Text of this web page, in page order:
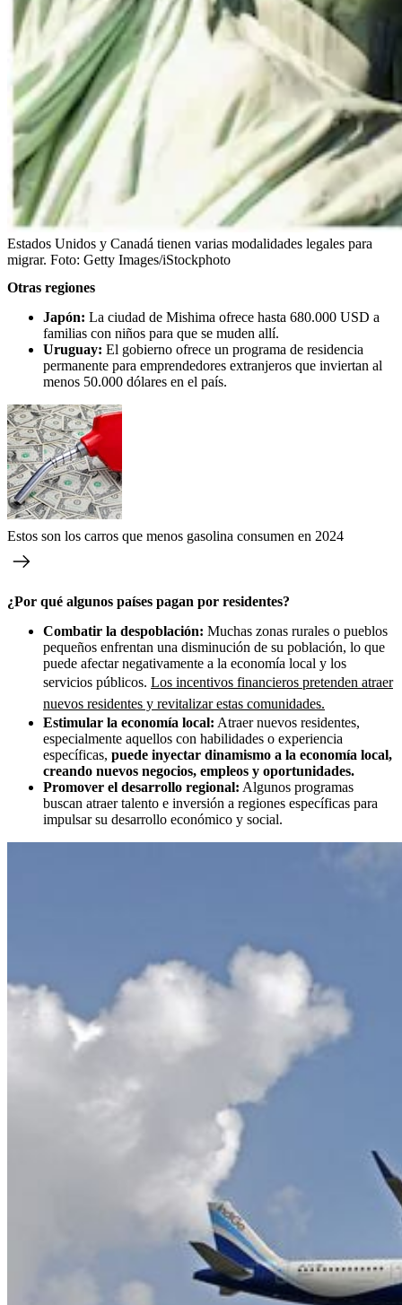
Estados Unidos y Canadá tienen varias modalidades legales para
migrar. Foto: Getty Images/iStockphoto
Otras regiones
Japón: La ciudad de Mishima ofrece hasta 680.000 USD a
familias con niños para que se muden allí.
Uruguay: El gobierno ofrece un programa de residencia
permanente para emprendedores extranjeros que inviertan al
menos 50.000 dólares en el país.
Estos son los carros que menos gasolina consumen en 2024
¿Por qué algunos países pagan por residentes?
Combatir la despoblación: Muchas zonas rurales o pueblos
pequeños enfrentan una disminución de su población, lo que
puede afectar negativamente a la economía local y los
servicios públicos. Los incentivos financieros pretenden atraer
nuevos residentes y revitalizar estas comunidades.
Estimular la economía local: Atraer nuevos residentes,
especialmente aquellos con habilidades o experiencia
específicas, puede inyectar dinamismo a la economía local,
creando nuevos negocios, empleos y oportunidades.
Promover el desarrollo regional: Algunos programas
buscan atraer talento e inversión a regiones específicas para
impulsar su desarrollo económico y social.